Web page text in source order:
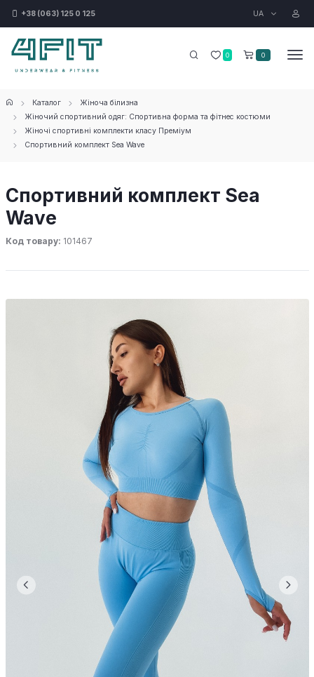
+38 (063) 125 0 125 UA
0 0
Каталог
Жіноча білизна
Жіночий спортивний одяг: Спортивна форма та фітнес костюми
Жіночі спортивні комплекти класу Преміум
Спортивний комплект Sea Wave
Спортивний комплект Sea
Wave
Код товару: 101467